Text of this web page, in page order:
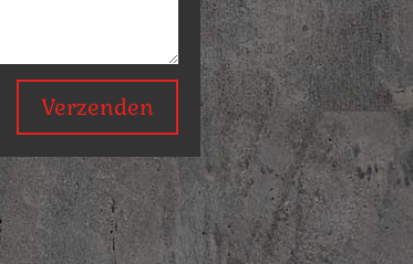
Verzenden